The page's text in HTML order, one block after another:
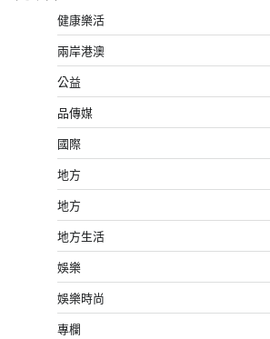
健康樂活
兩岸港澳
公益
品傳媒
國際
地方
地方
地方生活
娛樂
娛樂時尚
專欄